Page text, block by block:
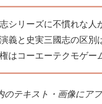
シリーズに不慣れな人
義と史実三國志の区別
はコーエーテクモゲー
のテキスト・画像にア